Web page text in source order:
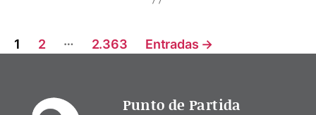
Paginación
de
1 2 … 2.363 Entradas →
Punto de Partida